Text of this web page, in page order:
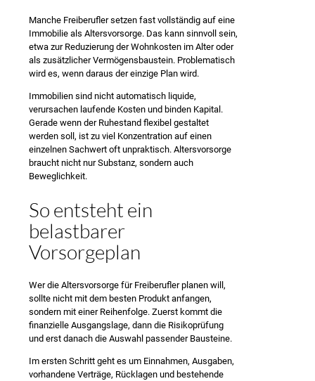
Manche Freiberufler setzen fast vollständig auf eine
Immobilie als Altersvorsorge. Das kann sinnvoll sein,
etwa zur Reduzierung der Wohnkosten im Alter oder
als zusätzlicher Vermögensbaustein. Problematisch
wird es, wenn daraus der einzige Plan wird.
Immobilien sind nicht automatisch liquide,
verursachen laufende Kosten und binden Kapital.
Gerade wenn der Ruhestand flexibel gestaltet
werden soll, ist zu viel Konzentration auf einen
einzelnen Sachwert oft unpraktisch. Altersvorsorge
braucht nicht nur Substanz, sondern auch
Beweglichkeit.
So entsteht ein
belastbarer
Vorsorgeplan
Wer die Altersvorsorge für Freiberufler planen will,
sollte nicht mit dem besten Produkt anfangen,
sondern mit einer Reihenfolge. Zuerst kommt die
finanzielle Ausgangslage, dann die Risikoprüfung
und erst danach die Auswahl passender Bausteine.
Im ersten Schritt geht es um Einnahmen, Ausgaben,
vorhandene Verträge, Rücklagen und bestehende